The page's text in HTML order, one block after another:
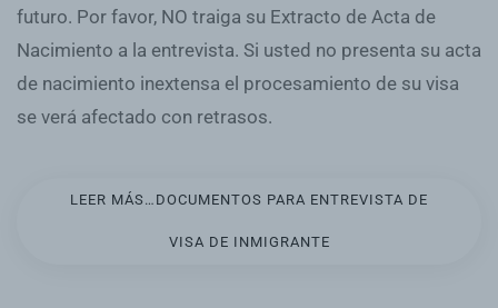
futuro. Por favor, NO traiga su Extracto de Acta de
Nacimiento a la entrevista. Si usted no presenta su acta
de nacimiento inextensa el procesamiento de su visa
se verá afectado con retrasos.
LEER MÁS…DOCUMENTOS PARA ENTREVISTA DE
VISA DE INMIGRANTE